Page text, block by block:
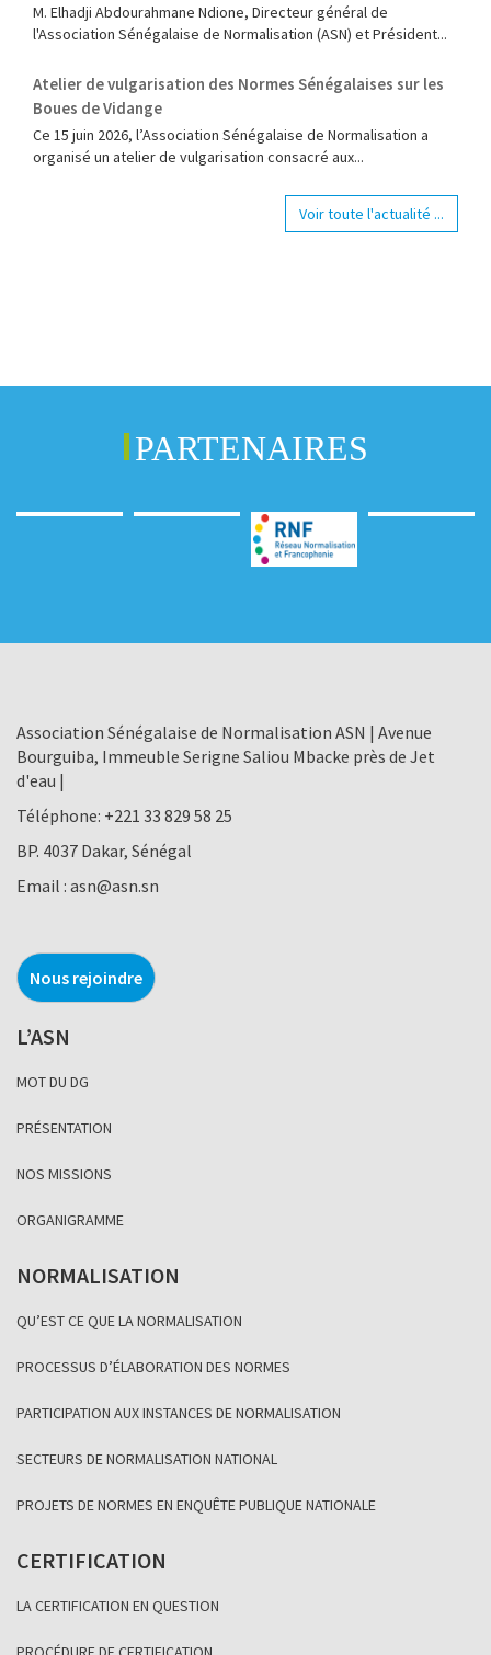
M. Elhadji Abdourahmane Ndione, Directeur général de
l'Association Sénégalaise de Normalisation (ASN) et Président...
Atelier de vulgarisation des Normes Sénégalaises sur les
Boues de Vidange
Ce 15 juin 2026, l’Association Sénégalaise de Normalisation a
organisé un atelier de vulgarisation consacré aux...
Voir toute l'actualité ...
PARTENAIRES
Association Sénégalaise de Normalisation ASN | Avenue
Bourguiba, Immeuble Serigne Saliou Mbacke près de Jet
d'eau |
Téléphone: +221 33 829 58 25
BP. 4037 Dakar, Sénégal
Email : asn@asn.sn
Nous rejoindre
L’ASN
MOT DU DG
PRÉSENTATION
NOS MISSIONS
ORGANIGRAMME
NORMALISATION
QU’EST CE QUE LA NORMALISATION
PROCESSUS D’ÉLABORATION DES NORMES
PARTICIPATION AUX INSTANCES DE NORMALISATION
SECTEURS DE NORMALISATION NATIONAL
PROJETS DE NORMES EN ENQUÊTE PUBLIQUE NATIONALE
CERTIFICATION
LA CERTIFICATION EN QUESTION